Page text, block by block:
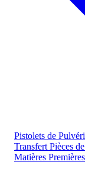
Pistolets de
Transfert Pièces
Matières Premières